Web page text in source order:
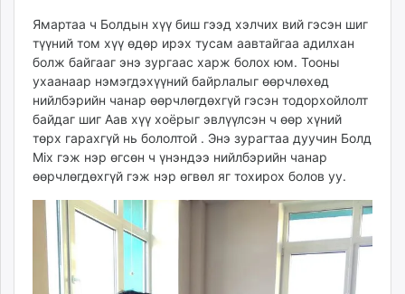
zarig.mn
today.mn
zuv.mn
mminfo.mn
ugluu.mn
urlag.mn
unen.mn
shudarga.mn
shuurhai.mn
unuudur.mn
isee.mn
Ямартаа ч Болдын хүү биш гээд хэлчих вий гэсэн шиг
түүний том хүү өдөр ирэх тусам аавтайгаа адилхан
болж байгааг энэ зургаас харж болох юм. Тооны
ухаанаар нэмэгдэхүүний байрлалыг өөрчлөхөд
нийлбэрийн чанар өөрчлөгдөхгүй гэсэн тодорхойлолт
байдаг шиг Аав хүү хоёрыг эвлүүлсэн ч өөр хүний
төрх гарахгүй нь бололтой . Энэ зурагтаа дуучин Болд
Mix гэж нэр өгсөн ч үнэндээ нийлбэрийн чанар
өөрчлөгдөхгүй гэж нэр өгвөл яг тохирох болов уу.